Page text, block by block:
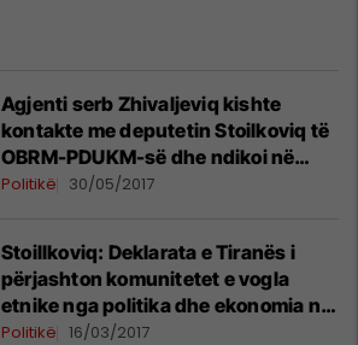
Agjenti serb Zhivaljeviq kishte
kontakte me deputetin Stoilkoviq të
OBRM-PDUKM-së dhe ndikoi në
natën e dhunshme të 27 prillit
Politikë 30/05/2017
Stoillkoviq: Deklarata e Tiranës i
përjashton komunitetet e vogla
etnike nga politika dhe ekonomia në
Maqedoni
Politikë 16/03/2017